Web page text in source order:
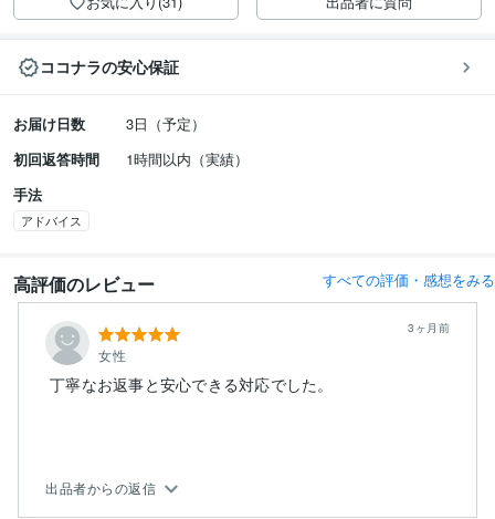
ココナラの安心保証
お届け日数
3日（予定）
初回返答時間
1時間以内（実績）
手法
アドバイス
高評価のレビュー すべての評価・感想をみる
女性
3ヶ月前
丁寧なお返事と安心できる対応でした。
出品者からの返信